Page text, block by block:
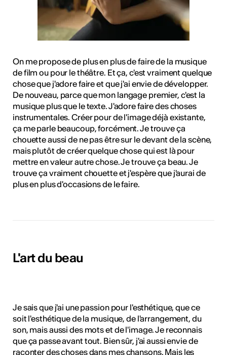
On me propose de plus en plus de faire de la musique
de film ou pour le théâtre. Et ça, c'est vraiment quelque
chose que j'adore faire et que j'ai envie de développer.
De nouveau, parce que mon langage premier, c'est la
musique plus que le texte. J'adore faire des choses
instrumentales. Créer pour de l'image déjà existante,
ça me parle beaucoup, forcément. Je trouve ça
chouette aussi de ne pas être sur le devant de la scène,
mais plutôt de créer quelque chose qui est là pour
mettre en valeur autre chose. Je trouve ça beau. Je
trouve ça vraiment chouette et j'espère que j'aurai de
plus en plus d'occasions de le faire.
L'art du beau
Je sais que j'ai une passion pour l'esthétique, que ce
soit l'esthétique de la musique, de l'arrangement, du
son, mais aussi des mots et de l'image. Je reconnais
que ça passe avant tout. Bien sûr, j'ai aussi envie de
raconter des choses dans mes chansons. Mais les